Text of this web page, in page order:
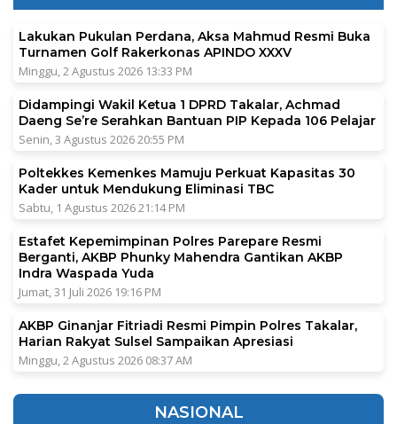
Lakukan Pukulan Perdana, Aksa Mahmud Resmi Buka
Turnamen Golf Rakerkonas APINDO XXXV
Minggu, 2 Agustus 2026 13:33 PM
Didampingi Wakil Ketua 1 DPRD Takalar, Achmad
Daeng Se’re Serahkan Bantuan PIP Kepada 106 Pelajar
Senin, 3 Agustus 2026 20:55 PM
Poltekkes Kemenkes Mamuju Perkuat Kapasitas 30
Kader untuk Mendukung Eliminasi TBC
Sabtu, 1 Agustus 2026 21:14 PM
Estafet Kepemimpinan Polres Parepare Resmi
Berganti, AKBP Phunky Mahendra Gantikan AKBP
Indra Waspada Yuda
Jumat, 31 Juli 2026 19:16 PM
AKBP Ginanjar Fitriadi Resmi Pimpin Polres Takalar,
Harian Rakyat Sulsel Sampaikan Apresiasi
Minggu, 2 Agustus 2026 08:37 AM
NASIONAL